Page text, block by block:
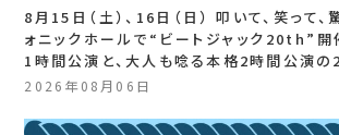
8月15日（土）、16日（日） 叩いて、笑って、
ォニックホールで“ビートジャック20th”開
1時間公演と、大人も唸る本格2時間公演の
2026年08月06日